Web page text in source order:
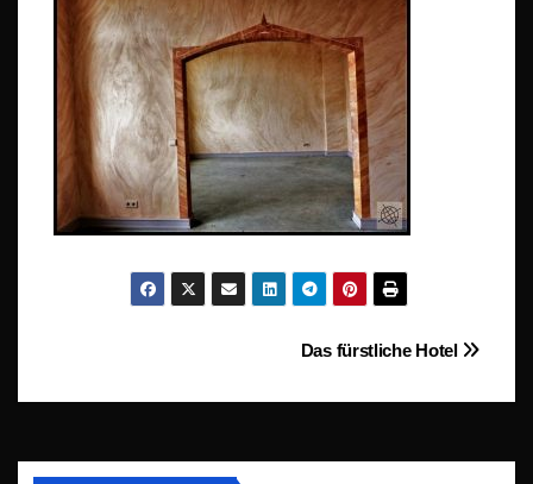
Beitragsnavigation
Das fürstliche Hotel